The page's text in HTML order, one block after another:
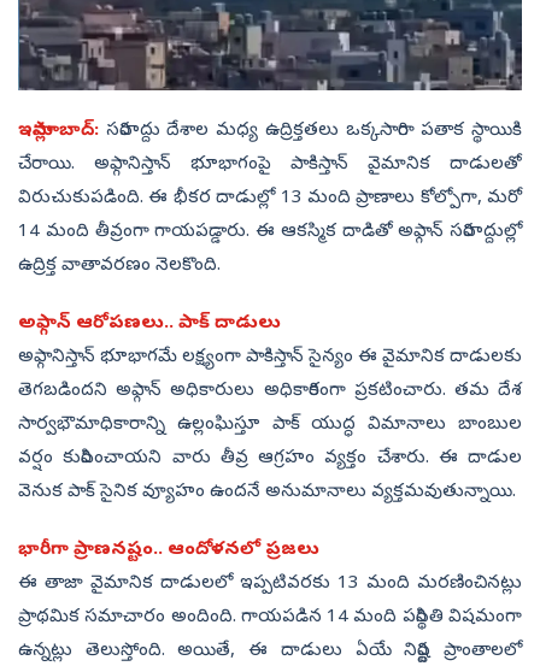
ఇస్లామాబాద్‌: సరిహద్దు దేశాల మధ్య ఉద్రిక్తతలు ఒక్కసారిగా పతాక స్థాయికి
చేరాయి. అఫ్గానిస్తాన్‌ భూభాగంపై పాకిస్తాన్ వైమానిక దాడులతో
విరుచుకుపడింది. ఈ భీకర దాడుల్లో 13 మంది ప్రాణాలు కోల్పోగా, మరో
14 మంది తీవ్రంగా గాయపడ్డారు. ఈ ఆకస్మిక దాడితో అఫ్గాన్ సరిహద్దుల్లో
ఉద్రిక్త వాతావరణం నెలకొంది.
అఫ్గాన్ ఆరోపణలు.. పాక్ దాడులు
అఫ్గానిస్తాన్ భూభాగమే లక్ష్యంగా పాకిస్తాన్ సైన్యం ఈ వైమానిక దాడులకు
తెగబడిందని అఫ్గాన్ అధికారులు అధికారికంగా ప్రకటించారు. తమ దేశ
సార్వభౌమాధికారాన్ని ఉల్లంఘిస్తూ పాక్ యుద్ధ విమానాలు బాంబుల
వర్షం కురిపించాయని వారు తీవ్ర ఆగ్రహం వ్యక్తం చేశారు. ఈ దాడుల
వెనుక పాక్ సైనిక వ్యూహం ఉందనే అనుమానాలు వ్యక్తమవుతున్నాయి.
భారీగా ప్రాణనష్టం.. ఆందోళనలో ప్రజలు
ఈ తాజా వైమానిక దాడులలో ఇప్పటివరకు 13 మంది మరణించినట్లు
ప్రాథమిక సమాచారం అందింది. గాయపడిన 14 మంది పరిస్థితి విషమంగా
ఉన్నట్లు తెలుస్తోంది. అయితే, ఈ దాడులు ఏయే నిర్దిష్ట ప్రాంతాలలో